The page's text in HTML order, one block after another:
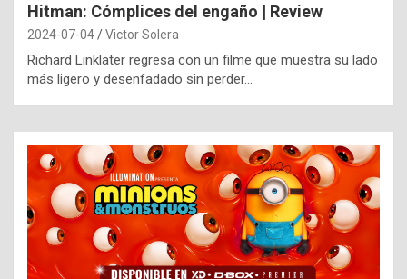
Hitman: Cómplices del engaño | Review
2024-07-04 Victor Solera
Richard Linklater regresa con un filme que muestra su lado
más ligero y desenfadado sin perder…